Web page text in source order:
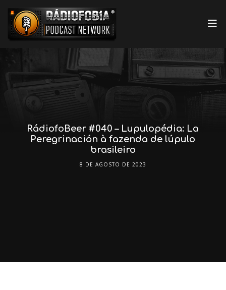
RádiofoBeer #040 – Lupulopédia: La
Peregrinación à fazenda de lúpulo
brasileiro
8 DE AGOSTO DE 2023